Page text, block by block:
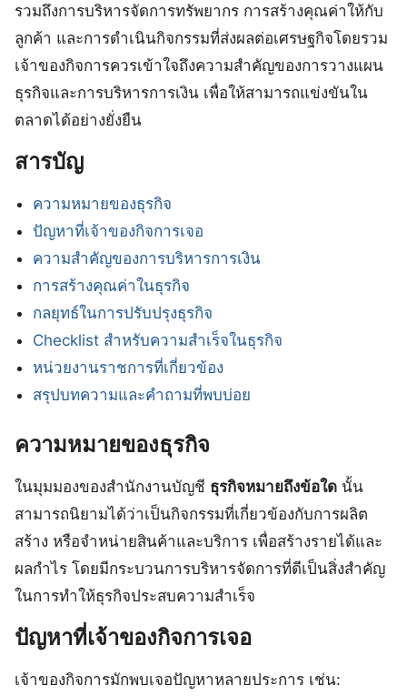
รวมถึงการบริหารจัดการทรัพยากร การสร้างคุณค่าให้กับ
ลูกค้า และการดำเนินกิจกรรมที่ส่งผลต่อเศรษฐกิจโดยรวม
เจ้าของกิจการควรเข้าใจถึงความสำคัญของการวางแผน
ธุรกิจและการบริหารการเงิน เพื่อให้สามารถแข่งขันใน
ตลาดได้อย่างยั่งยืน
สารบัญ
ความหมายของธุรกิจ
ปัญหาที่เจ้าของกิจการเจอ
ความสำคัญของการบริหารการเงิน
การสร้างคุณค่าในธุรกิจ
กลยุทธ์ในการปรับปรุงธุรกิจ
Checklist สำหรับความสำเร็จในธุรกิจ
หน่วยงานราชการที่เกี่ยวข้อง
สรุปบทความและคำถามที่พบบ่อย
ความหมายของธุรกิจ
ในมุมมองของสำนักงานบัญชี ธุรกิจหมายถึงข้อใด นั้น
สามารถนิยามได้ว่าเป็นกิจกรรมที่เกี่ยวข้องกับการผลิต
สร้าง หรือจำหน่ายสินค้าและบริการ เพื่อสร้างรายได้และ
ผลกำไร โดยมีกระบวนการบริหารจัดการที่ดีเป็นสิ่งสำคัญ
ในการทำให้ธุรกิจประสบความสำเร็จ
ปัญหาที่เจ้าของกิจการเจอ
เจ้าของกิจการมักพบเจอปัญหาหลายประการ เช่น: